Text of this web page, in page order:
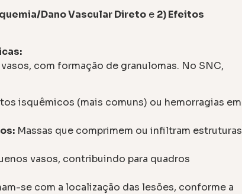
Dano Vascular Direto e 2) Efeitos
com formação de granulomas. No SNC,
isquêmicos (mais comuns) ou hemorragias em
Massas que comprimem ou infiltram estruturas
vasos, contribuindo para quadros
se com a localização das lesões, conforme a